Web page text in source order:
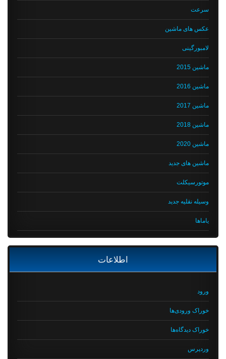
سرعت
عکس های ماشین
لامبورگینی
ماشین 2015
ماشین 2016
ماشین 2017
ماشین 2018
ماشین 2020
ماشین های جدید
موتورسیکلت
وسیله نقلیه جدید
یاماها
اطلاعات
ورود
خوراک ورودی‌ها
خوراک دیدگاه‌ها
وردپرس